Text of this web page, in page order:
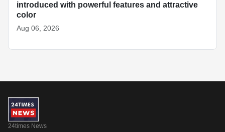
introduced with powerful features and attractive
color
Aug 06, 2026
24times News